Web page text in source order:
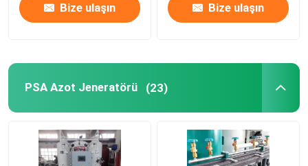
Bize ulaşın Bize ulaşın
PSA Azot Jeneratörü (23)